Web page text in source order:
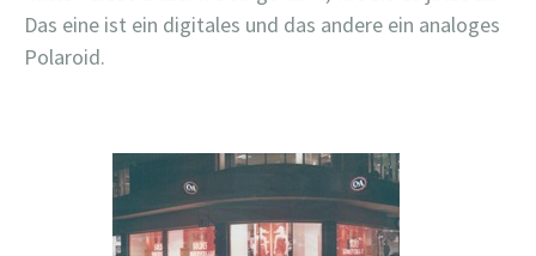
Das eine ist ein digitales und das andere ein analoges
Polaroid.